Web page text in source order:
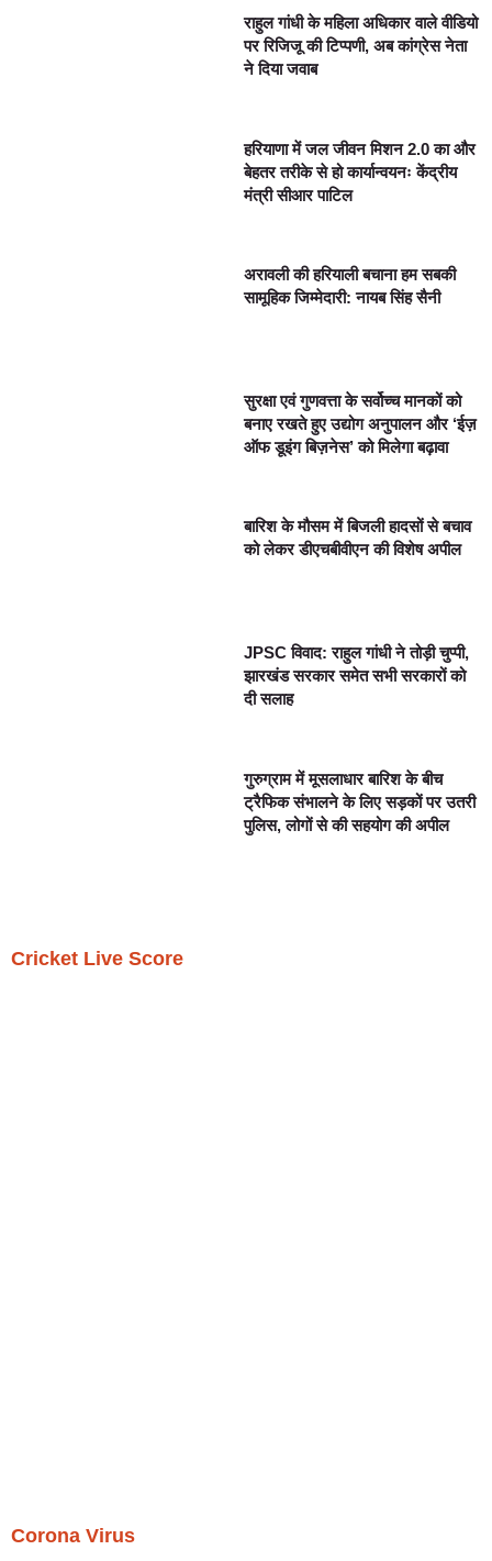
राहुल गांधी के महिला अधिकार वाले वीडियो
पर रिजिजू की टिप्पणी, अब कांग्रेस नेता
ने दिया जवाब
हरियाणा में जल जीवन मिशन 2.0 का और
बेहतर तरीके से हो कार्यान्वयनः केंद्रीय
मंत्री सीआर पाटिल
अरावली की हरियाली बचाना हम सबकी
सामूहिक जिम्मेदारी: नायब सिंह सैनी
सुरक्षा एवं गुणवत्ता के सर्वोच्च मानकों को
बनाए रखते हुए उद्योग अनुपालन और ‘ईज़
ऑफ डूइंग बिज़नेस’ को मिलेगा बढ़ावा
बारिश के मौसम में बिजली हादसों से बचाव
को लेकर डीएचबीवीएन की विशेष अपील
JPSC विवाद: राहुल गांधी ने तोड़ी चुप्पी,
झारखंड सरकार समेत सभी सरकारों को
दी सलाह
गुरुग्राम में मूसलाधार बारिश के बीच
ट्रैफिक संभालने के लिए सड़कों पर उतरी
पुलिस, लोगों से की सहयोग की अपील
Cricket Live Score
Corona Virus